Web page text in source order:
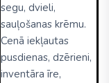
segu, dvieli,
sauļošanas krēmu.
Cenā iekļautas
pusdienas, dzērieni,
inventāra īre,